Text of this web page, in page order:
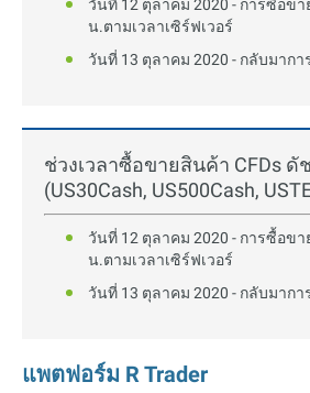
วันที่ 12 ตุลาคม 2020 - การซื้อขา
น.ตามเวลาเซิร์ฟเวอร์
วันที่ 13 ตุลาคม 2020 - กลับมาก
ช่วงเวลาซื้อขายสินค้า CFDs ดั
(US30Cash, US500Cash,
วันที่ 12 ตุลาคม 2020 - การซื้อขา
น.ตามเวลาเซิร์ฟเวอร์
วันที่ 13 ตุลาคม 2020 - กลับมาก
แพตฟอร์ม R Trader